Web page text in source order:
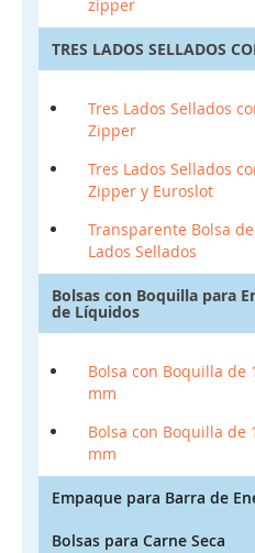
zipper
TRES LADOS SELLADOS
Tres Lados Sellados
Zipper
Tres Lados Sellados
Zipper y Euroslot
Transparente Bolsa
Lados Sellados
Bolsas con Boquilla para
de Líquidos
Bolsa con Boquilla de
mm
Bolsa con Boquilla de
mm
Empaque para Barra de
Bolsas para Carne Seca